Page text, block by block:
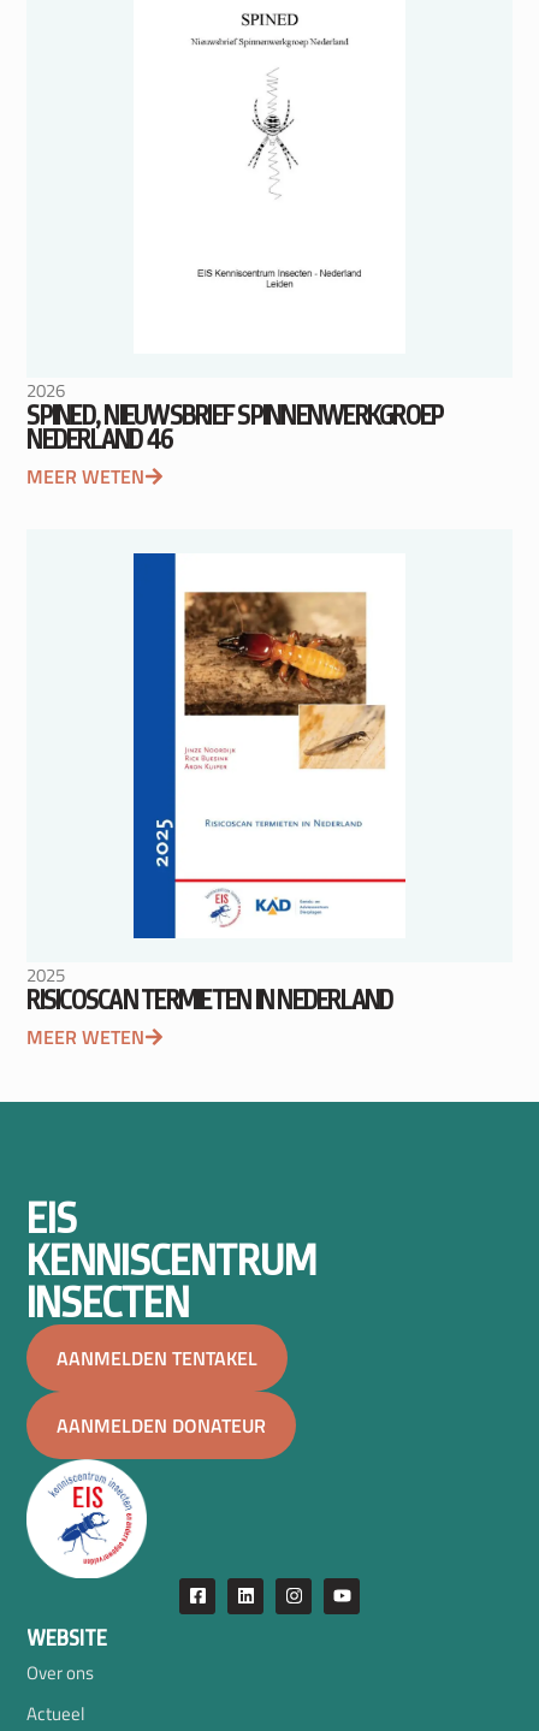
2026
SPINED, NIEUWSBRIEF SPINNENWERKGROEP
NEDERLAND 46
MEER WETEN
2025
RISICOSCAN TERMIETEN IN NEDERLAND
MEER WETEN
EIS
KENNISCENTRUM
INSECTEN
AANMELDEN TENTAKEL
AANMELDEN DONATEUR
WEBSITE
Over ons
Actueel